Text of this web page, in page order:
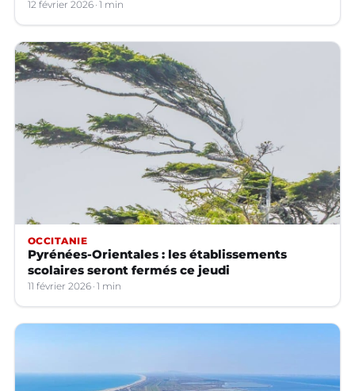
12 février 2026 1 min
OCCITANIE
Pyrénées-Orientales : les établissements
scolaires seront fermés ce jeudi
11 février 2026 1 min